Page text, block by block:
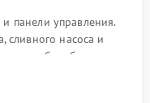
панели управления.
сливного насоса и
барабана и
люка на разрывы.